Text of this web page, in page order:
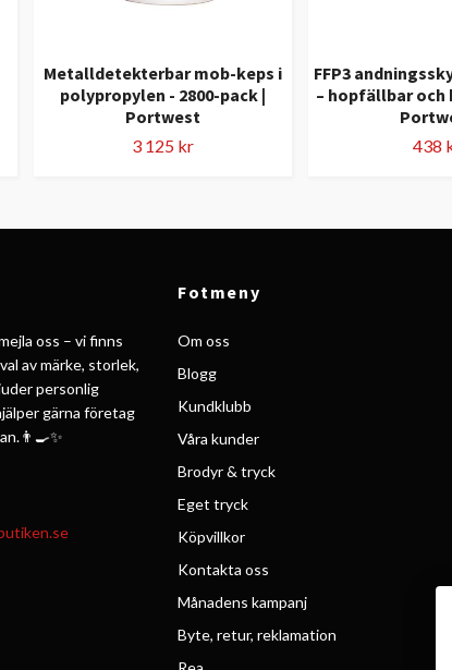
Metalldetekterbar mob-keps i
polypropylen - 2800-pack |
Portwest
3 125 kr
FFP3
– hopfällbar
438
oss – vi finns
av märke, storlek,
personlig
gärna företag
Fotmeny
Om oss
Blogg
Kundklubb
Våra kunder
Brodyr & tryck
Eget tryck
Köpvillkor
Kontakta oss
Månadens kampanj
Byte, retur, reklamation